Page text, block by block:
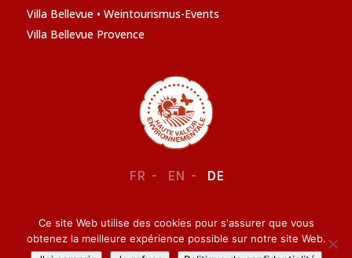
Villa Bellevue • Weintourismus-Events
Villa Bellevue Provence
FR EN DE
RECHTLICHE INFORMATIONEN–VERTRAULICHKEIT
Ce site Web utilise des cookies pour s'assurer que vous
obtenez la meilleure expérience possible sur notre site Web.